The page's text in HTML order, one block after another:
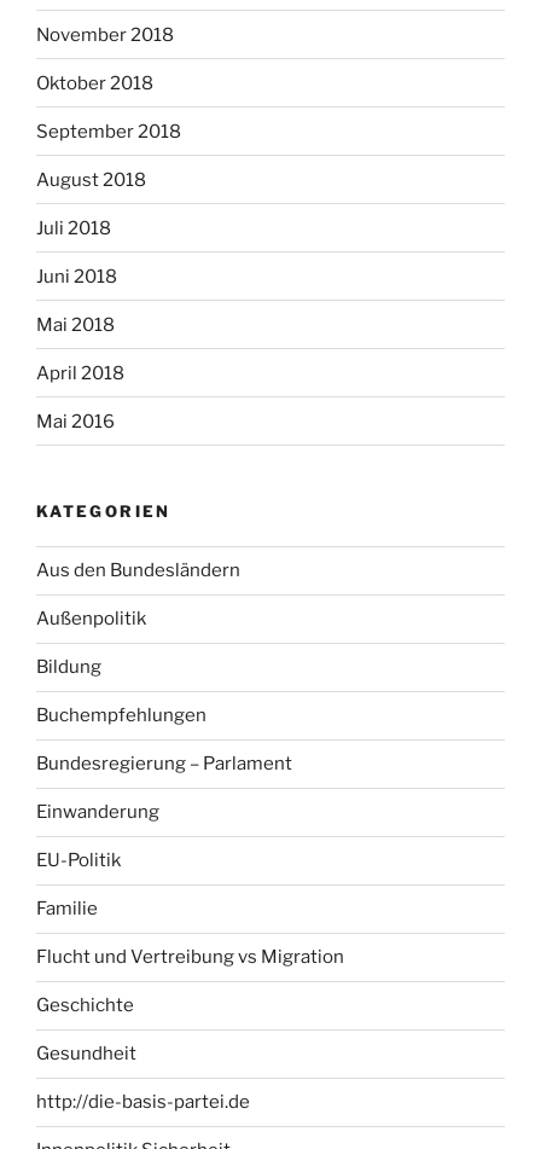
November 2018
Oktober 2018
September 2018
August 2018
Juli 2018
Juni 2018
Mai 2018
April 2018
Mai 2016
KATEGORIEN
Aus den Bundesländern
Außenpolitik
Bildung
Buchempfehlungen
Bundesregierung – Parlament
Einwanderung
EU-Politik
Familie
Flucht und Vertreibung vs Migration
Geschichte
Gesundheit
http://die-basis-partei.de